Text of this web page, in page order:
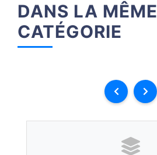
DANS LA MÊME
CATÉGORIE